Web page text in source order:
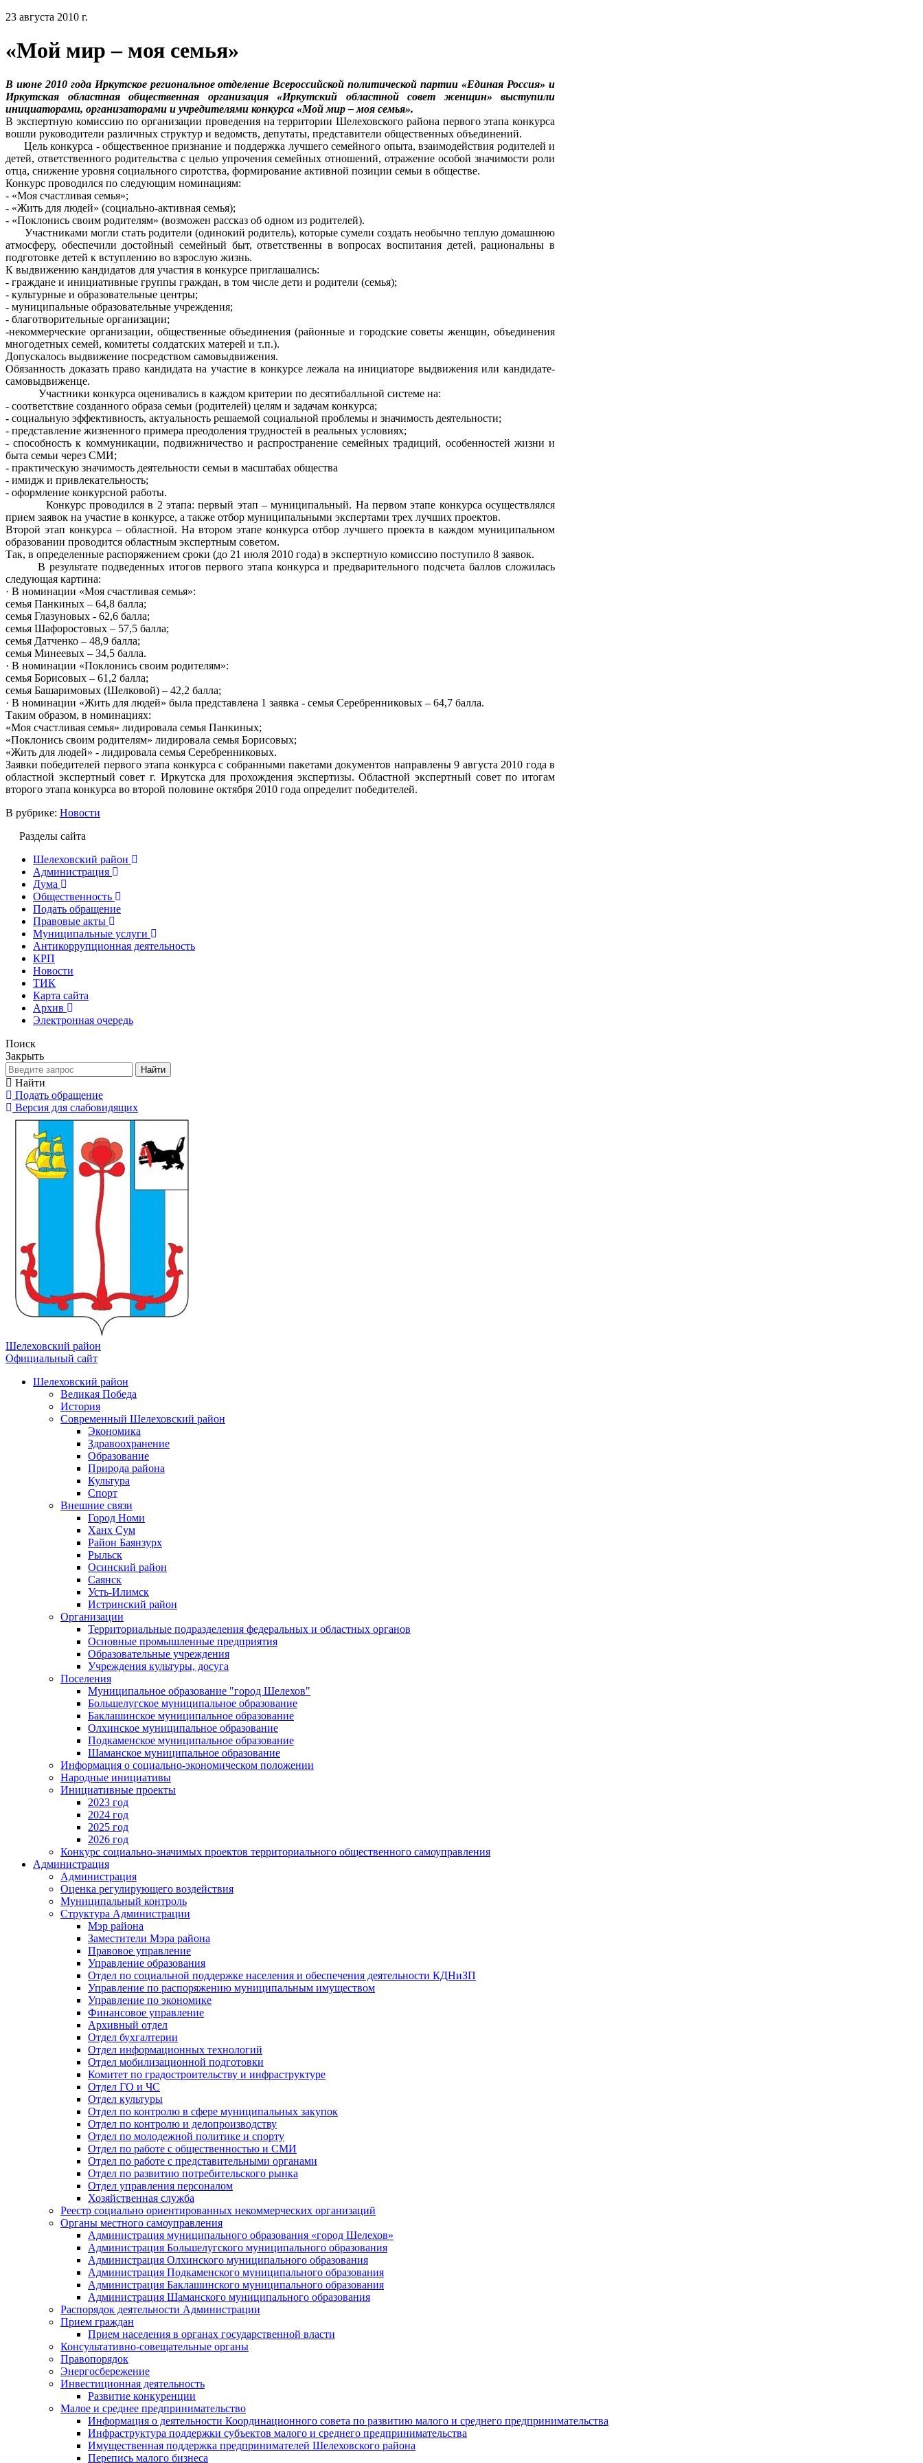
23 августа 2010 г.
«Мой мир – моя семья»
В июне 2010 года Иркутское региональное отделение Всероссийской политической партии «Единая Россия» и
Иркутская областная общественная организация «Иркутский областной совет женщин» выступили
инициаторами, организаторами и учредителями конкурса «Мой мир – моя семья».
В экспертную комиссию по организации проведения на территории Шелеховского района первого этапа конкурса
вошли руководители различных структур и ведомств, депутаты, представители общественных объединений.
Цель конкурса - общественное признание и поддержка лучшего семейного опыта, взаимодействия родителей и
детей, ответственного родительства с целью упрочения семейных отношений, отражение особой значимости роли
отца, снижение уровня социального сиротства, формирование активной позиции семьи в обществе.
Конкурс проводился по следующим номинациям:
- «Моя счастливая семья»;
- «Жить для людей» (социально-активная семья);
- «Поклонись своим родителям» (возможен рассказ об одном из родителей).
Участниками могли стать родители (одинокий родитель), которые сумели создать необычно теплую домашнюю
атмосферу, обеспечили достойный семейный быт, ответственны в вопросах воспитания детей, рациональны в
подготовке детей к вступлению во взрослую жизнь.
К выдвижению кандидатов для участия в конкурсе приглашались:
- граждане и инициативные группы граждан, в том числе дети и родители (семья);
- культурные и образовательные центры;
- муниципальные образовательные учреждения;
- благотворительные организации;
-некоммерческие организации, общественные объединения (районные и городские советы женщин, объединения
многодетных семей, комитеты солдатских матерей и т.п.).
Допускалось выдвижение посредством самовыдвижения.
Обязанность доказать право кандидата на участие в конкурсе лежала на инициаторе выдвижения или кандидате-
самовыдвиженце.
Участники конкурса оценивались в каждом критерии по десятибалльной системе на:
- соответствие созданного образа семьи (родителей) целям и задачам конкурса;
- социальную эффективность, актуальность решаемой социальной проблемы и значимость деятельности;
- представление жизненного примера преодоления трудностей в реальных условиях;
- способность к коммуникации, подвижничество и распространение семейных традиций, особенностей жизни и
быта семьи через СМИ;
- практическую значимость деятельности семьи в масштабах общества
- имидж и привлекательность;
- оформление конкурсной работы.
Конкурс проводился в 2 этапа: первый этап – муниципальный. На первом этапе конкурса осуществлялся
прием заявок на участие в конкурсе, а также отбор муниципальными экспертами трех лучших проектов.
Второй этап конкурса – областной. На втором этапе конкурса отбор лучшего проекта в каждом муниципальном
образовании проводится областным экспертным советом.
Так, в определенные распоряжением сроки (до 21 июля 2010 года) в экспертную комиссию поступило 8 заявок.
В результате подведенных итогов первого этапа конкурса и предварительного подсчета баллов сложилась
следующая картина:
· В номинации «Моя счастливая семья»:
семья Панкиных – 64,8 балла;
семья Глазуновых - 62,6 балла;
семья Шафоростовых – 57,5 балла;
семья Датченко – 48,9 балла;
семья Минеевых – 34,5 балла.
· В номинации «Поклонись своим родителям»:
семья Борисовых – 61,2 балла;
семья Башаримовых (Шелковой) – 42,2 балла;
· В номинации «Жить для людей» была представлена 1 заявка - семья Серебренниковых – 64,7 балла.
Таким образом, в номинациях:
«Моя счастливая семья» лидировала семья Панкиных;
«Поклонись своим родителям» лидировала семья Борисовых;
«Жить для людей» - лидировала семья Серебренниковых.
Заявки победителей первого этапа конкурса с собранными пакетами документов направлены 9 августа 2010 года в
областной экспертный совет г. Иркутска для прохождения экспертизы. Областной экспертный совет по итогам
второго этапа конкурса во второй половине октября 2010 года определит победителей.
В рубрике: Новости
Разделы сайта
Шелеховский район
Администрация
Дума
Общественность
Подать обращение
Правовые акты
Муниципальные услуги
Антикоррупционная деятельность
КРП
Новости
ТИК
Карта сайта
Архив
Электронная очередь
Поиск
Закрыть
Найти
Найти
Подать обращение
Версия для слабовидящих
Шелеховский район
Официальный сайт
Шелеховский район
Великая Победа
История
Современный Шелеховский район
Экономика
Здравоохранение
Образование
Природа района
Культура
Спорт
Внешние связи
Город Номи
Ханх Сум
Район Баянзурх
Рыльск
Осинский район
Саянск
Усть-Илимск
Истринский район
Организации
Территориальные подразделения федеральных и областных органов
Основные промышленные предприятия
Образовательные учреждения
Учреждения культуры, досуга
Поселения
Муниципальное образование "город Шелехов"
Большелугское муниципальное образование
Баклашинское муниципальное образование
Олхинское муниципальное образование
Подкаменское муниципальное образование
Шаманское муниципальное образование
Информация о социально-экономическом положении
Народные инициативы
Инициативные проекты
2023 год
2024 год
2025 год
2026 год
Конкурс социально-значимых проектов территориального общественного самоуправления
Администрация
Администрация
Оценка регулирующего воздействия
Муниципальный контроль
Структура Администрации
Мэр района
Заместители Мэра района
Правовое управление
Управление образования
Отдел по социальной поддержке населения и обеспечения деятельности КДНиЗП
Управление по распоряжению муниципальным имуществом
Управление по экономике
Финансовое управление
Архивный отдел
Отдел бухгалтерии
Отдел информационных технологий
Отдел мобилизационной подготовки
Комитет по градостроительству и инфраструктуре
Отдел ГО и ЧС
Отдел культуры
Отдел по контролю в сфере муниципальных закупок
Отдел по контролю и делопроизводству
Отдел по молодежной политике и спорту
Отдел по работе с общественностью и СМИ
Отдел по работе с представительными органами
Отдел по развитию потребительского рынка
Отдел управления персоналом
Хозяйственная служба
Реестр социально ориентированных некоммерческих организаций
Органы местного самоуправления
Администрация муниципального образования «город Шелехов»
Администрация Большелугского муниципального образования
Администрация Олхинского муниципального образования
Администрация Подкаменского муниципального образования
Администрация Баклашинского муниципального образования
Администрация Шаманского муниципального образования
Распорядок деятельности Администрации
Прием граждан
Прием населения в органах государственной власти
Консультативно-совещательные органы
Правопорядок
Энергосбережение
Инвестиционная деятельность
Развитие конкуренции
Малое и среднее предпринимательство
Информация о деятельности Координационного совета по развитию малого и среднего предпринимательства
Инфраструктура поддержки субъектов малого и среднего предпринимательства
Имущественная поддержка предпринимателей Шелеховского района
Перепись малого бизнеса